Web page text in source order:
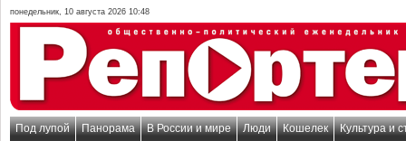
понедельник, 10 августа 2026 10:48
Под лупой Панорама В России и мире Люди Кошелек Культура и